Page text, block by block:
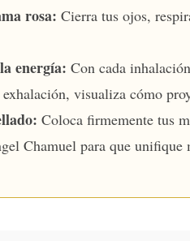
rosa: Cierra tus ojos,
energía: Con cada
visualiza cómo
Coloca firmemente tus
Chamuel para que